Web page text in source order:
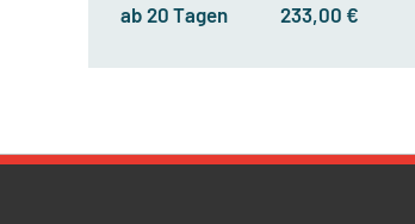
ab 20 Tagen
233,00 €